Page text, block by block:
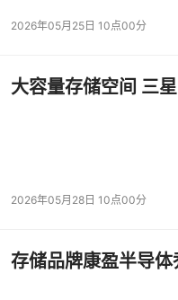
2026年05月25日 10点00分
大容量存储空间 三
2026年05月28日 10点00分
存储品牌康盈半导